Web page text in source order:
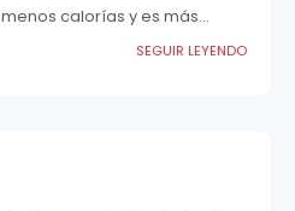
calorías y es más
SEGUIR LEYENDO